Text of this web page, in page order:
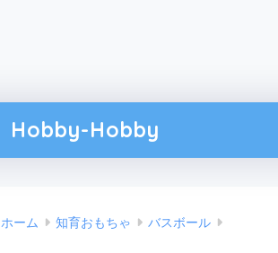
Hobby-Hobby
ホーム 知育おもちゃ バスボール